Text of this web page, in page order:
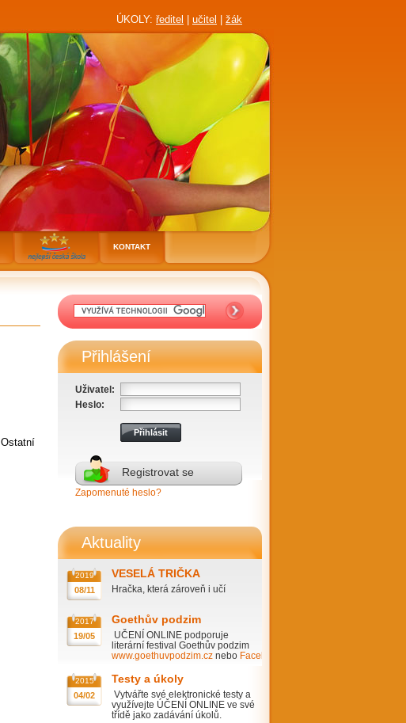
ÚKOLY: ředitel učitel žák
KONTAKT
Ostatní
Přihlášení
Uživatel:
Heslo:
Registrovat se
Zapomenuté heslo?
Aktuality
2019
08/11
VESELÁ TRIČKA
Hračka, která zároveň i učí
2017
19/05
Goethův podzim
UČENÍ ONLINE podporuje
literární festival Goethův podzim
www.goethuvpodzim.cz nebo Facebook
2015
04/02
Testy a úkoly
Vytvářte své elektronické testy a
využívejte ÚČENÍ ONLINE ve své
třídě jako zadávání úkolů.